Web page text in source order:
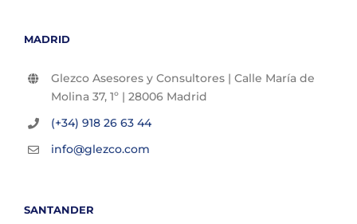
MADRID
Glezco Asesores y Consultores | Calle María de
Molina 37, 1º | 28006 Madrid
(+34) 918 26 63 44
info@glezco.com
SANTANDER